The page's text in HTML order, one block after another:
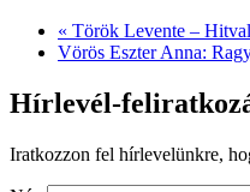
« Török Levente –
Vörös Eszter Anna:
Hírlevél-
Iratkozzon fel hírlevelünkre,